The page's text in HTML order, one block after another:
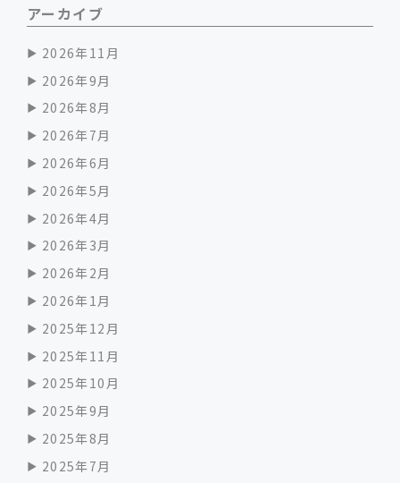
アーカイブ
2026年11月
2026年9月
2026年8月
2026年7月
2026年6月
2026年5月
2026年4月
2026年3月
2026年2月
2026年1月
2025年12月
2025年11月
2025年10月
2025年9月
2025年8月
2025年7月